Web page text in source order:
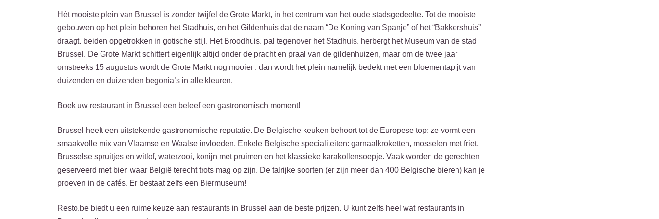
Hét mooiste plein van Brussel is zonder twijfel de Grote Markt, in het centrum van het oude stadsgedeelte. Tot de mooiste
gebouwen op het plein behoren het Stadhuis, en het Gildenhuis dat de naam “De Koning van Spanje” of het “Bakkershuis”
draagt, beiden opgetrokken in gotische stijl. Het Broodhuis, pal tegenover het Stadhuis, herbergt het Museum van de stad
Brussel. De Grote Markt schittert eigenlijk altijd onder de pracht en praal van de gildenhuizen, maar om de twee jaar
omstreeks 15 augustus wordt de Grote Markt nog mooier : dan wordt het plein namelijk bedekt met een bloementapijt van
duizenden en duizenden begonia’s in alle kleuren.
Boek uw restaurant in Brussel een beleef een gastronomisch moment!
Brussel heeft een uitstekende gastronomische reputatie. De Belgische keuken behoort tot de Europese top: ze vormt een
smaakvolle mix van Vlaamse en Waalse invloeden. Enkele Belgische specialiteiten: garnaalkroketten, mosselen met friet,
Brusselse spruitjes en witlof, waterzooi, konijn met pruimen en het klassieke karakollensoepje. Vaak worden de gerechten
geserveerd met bier, waar België terecht trots mag op zijn. De talrijke soorten (er zijn meer dan 400 Belgische bieren) kan je
proeven in de cafés. Er bestaat zelfs een Biermuseum!
Resto.be biedt u een ruime keuze aan restaurants in Brussel aan de beste prijzen. U kunt zelfs heel wat restaurants in